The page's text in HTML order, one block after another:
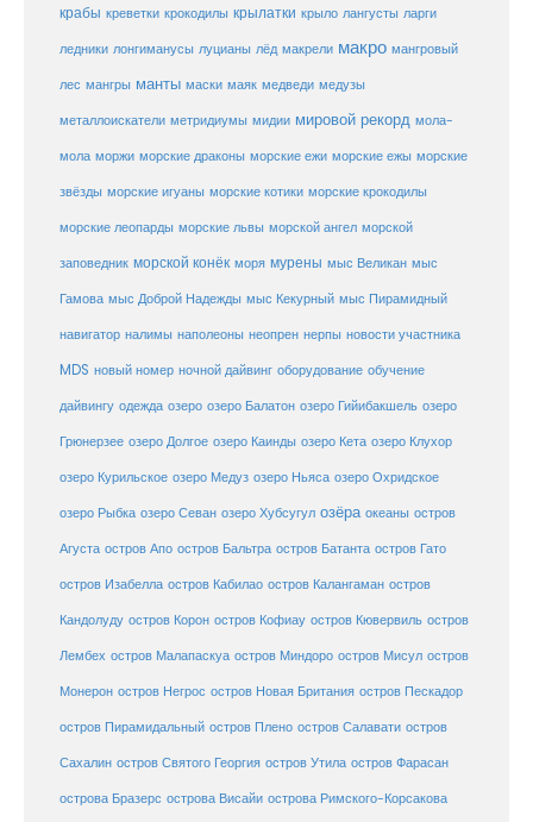
крабы креветки крокодилы крылатки крыло лангусты ларги
ледники лонгиманусы луцианы лёд макрели макро мангровый
лес мангры манты маски маяк медведи медузы
металлоискатели метридиумы мидии мировой рекорд мола-
мола моржи морские драконы морские ежи морские ежы морские
звёзды морские игуаны морские котики морские крокодилы
морские леопарды морские львы морской ангел морской
заповедник морской конёк моря мурены мыс Великан мыс
Гамова мыс Доброй Надежды мыс Кекурный мыс Пирамидный
навигатор налимы наполеоны неопрен нерпы новости участника
MDS новый номер ночной дайвинг оборудование обучение
дайвингу одежда озеро озеро Балатон озеро Гийибакшель озеро
Грюнерзее озеро Долгое озеро Каинды озеро Кета озеро Клухор
озеро Курильское озеро Медуз озеро Ньяса озеро Охридское
озеро Рыбка озеро Севан озеро Хубсугул озёра океаны остров
Агуста остров Апо остров Бальтра остров Батанта остров Гато
остров Изабелла остров Кабилао остров Калангаман остров
Кандолуду остров Корон остров Кофиау остров Кювервиль остров
Лембех остров Малапаскуа остров Миндоро остров Мисул остров
Монерон остров Негрос остров Новая Британия остров Пескадор
остров Пирамидальный остров Плено остров Салавати остров
Сахалин остров Святого Георгия остров Утила остров Фарасан
острова Бразерс острова Висайи острова Римского-Корсакова